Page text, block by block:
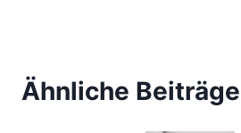
g
Ähnliche Beiträge